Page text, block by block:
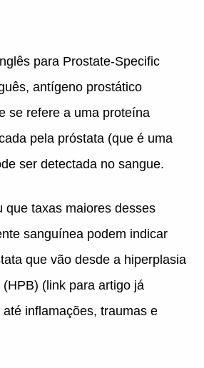
para Prostate-Specific
antígeno prostático
se refere a uma proteína
pela próstata (que é uma
ser detectada no sangue.
que taxas maiores desses
sanguínea podem indicar
que vão desde a hiperplasia
(link para artigo já
inflamações, traumas e